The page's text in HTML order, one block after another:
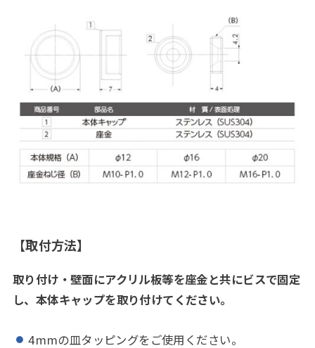
【取付方法】
取り付け・壁面にアクリル板等を座金と共にビスで固定
し、本体キャップを取り付けてください。
4mmの皿タッピングをご使用ください。